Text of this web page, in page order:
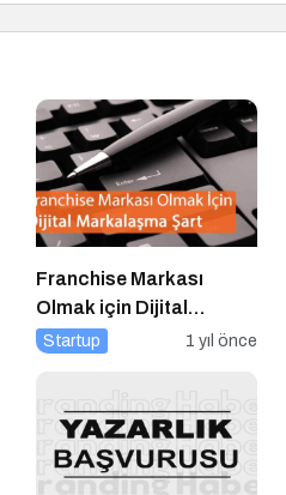
Franchise Markası
Olmak için Dijital
Markalaşma Şart
Startup 1 yıl önce